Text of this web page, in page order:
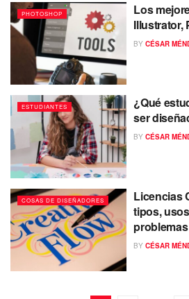
PHOTOSHOP
Los
Illustrator,
BY CÉSAR
ESTUDIANTES
¿Qué
ser
BY CÉSAR
COSAS DE DISEÑADORES
Licencias
tipos,
BY CÉSAR